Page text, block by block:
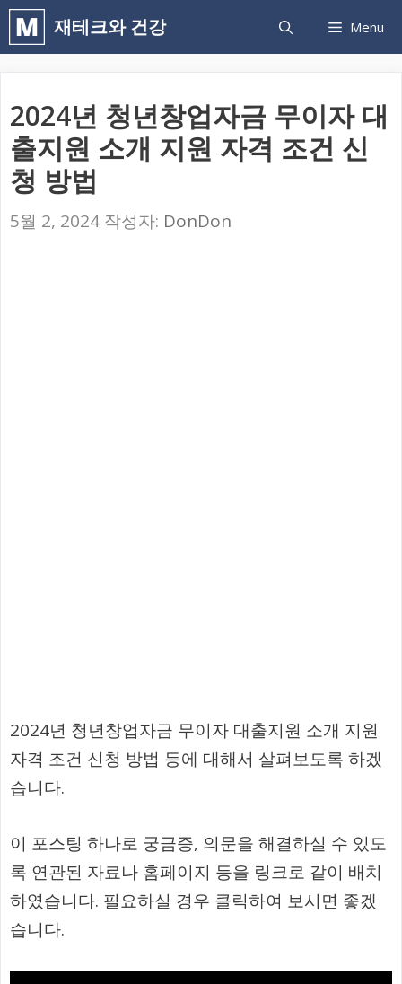
컨
텐
건
너
뛰
기
재테크와 건강 Menu
2024년 청년창업자금 무이자 대
출지원 소개 지원 자격 조건 신
청 방법
5월 2, 2024 작성자: DonDon
2024년 청년창업자금 무이자 대출지원 소개 지원
자격 조건 신청 방법 등에 대해서 살펴보도록 하겠
습니다.
이 포스팅 하나로 궁금증, 의문을 해결하실 수 있도
록 연관된 자료나 홈페이지 등을 링크로 같이 배치
하였습니다. 필요하실 경우 클릭하여 보시면 좋겠
습니다.